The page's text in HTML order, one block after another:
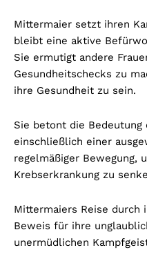
Mittermaier setzt ihren
bleibt eine aktive
Sie ermutigt andere
Gesundheitschecks zu
ihre Gesundheit zu sein.
Sie betont die Bedeutung
einschließlich einer
regelmäßiger Bewegung,
Krebserkrankung zu
Mittermaiers Reise durch
Beweis für ihre
unermüdlichen